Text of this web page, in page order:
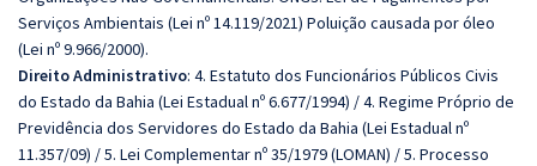
Serviços Ambientais (Lei nº 14.119/2021) Poluição causada por óleo
(Lei nº 9.966/2000).
Direito Administrativo: 4. Estatuto dos Funcionários Públicos Civis
do Estado da Bahia (Lei Estadual nº 6.677/1994) / 4. Regime Próprio de
Previdência dos Servidores do Estado da Bahia (Lei Estadual nº
11.357/09) / 5. Lei Complementar nº 35/1979 (LOMAN) / 5. Processo